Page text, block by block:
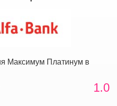
Максимум Платинум в
1.0